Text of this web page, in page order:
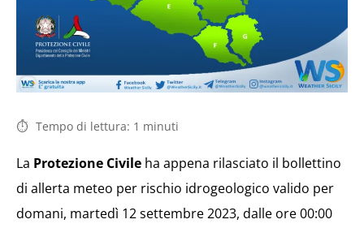
Tempo di lettura: 1 minuti
La Protezione Civile ha appena rilasciato il bollettino
di allerta meteo per rischio idrogeologico valido per
domani, martedì 12 settembre 2023, dalle ore 00:00